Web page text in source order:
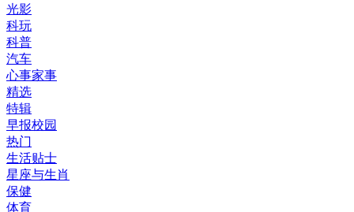
光影
科玩
科普
汽车
心事家事
精选
特辑
早报校园
热门
生活贴士
星座与生肖
保健
体育